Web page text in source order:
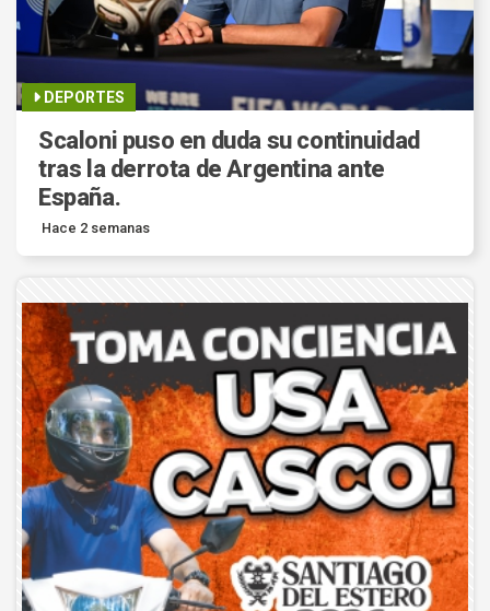
DEPORTES
Scaloni puso en duda su continuidad
tras la derrota de Argentina ante
España.
Hace 2 semanas